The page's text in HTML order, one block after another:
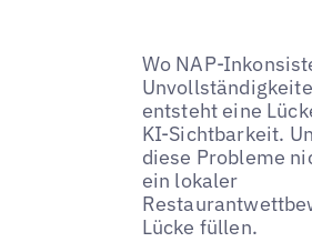
Wo NAP-
entsteht eine
KI-Sichtbarkeit.
diese Probleme
ein lokaler
Lücke füllen.